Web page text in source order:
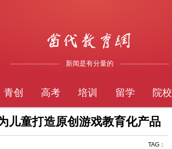
新闻是有分量的
青创 高考 培训 留学 院校
儿童打造原创游戏教育化产品
TAG：